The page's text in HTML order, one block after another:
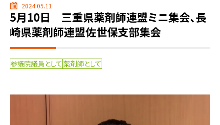
2024.05.11
5月10日 三重県薬剤師連盟ミニ集会、長
崎県薬剤師連盟佐世保支部集会
参議院議員として 薬剤師として